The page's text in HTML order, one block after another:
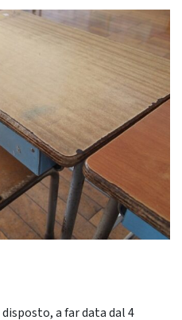
a far data dal 4